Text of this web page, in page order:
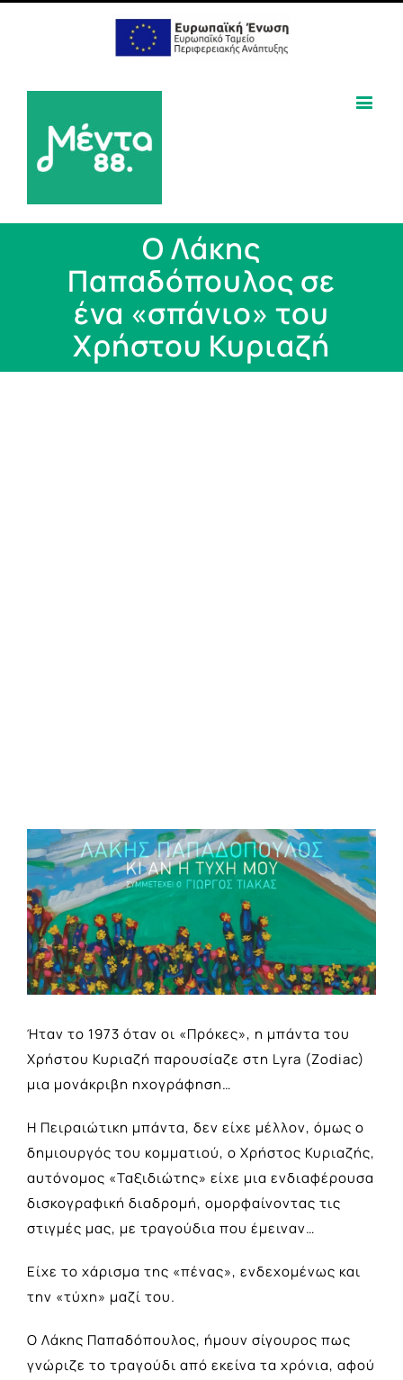
Ο Λάκης
Παπαδόπουλος σε
ένα «σπάνιο» του
Χρήστου Κυριαζή
View
Larger
Image
Ήταν το 1973 όταν οι «Πρόκες», η μπάντα του
Χρήστου Κυριαζή παρουσίαζε στη Lyra (Zodiac)
μια μονάκριβη ηχογράφηση…
Η Πειραιώτικη μπάντα, δεν είχε μέλλον, όμως ο
δημιουργός του κομματιού, ο Χρήστος Κυριαζής,
αυτόνομος «Ταξιδιώτης» είχε μια ενδιαφέρουσα
δισκογραφική διαδρομή, ομορφαίνοντας τις
στιγμές μας, με τραγούδια που έμειναν…
Είχε το χάρισμα της «πένας», ενδεχομένως και
την «τύχη» μαζί του.
Ο Λάκης Παπαδόπουλος, ήμουν σίγουρος πως
γνώριζε το τραγούδι από εκείνα τα χρόνια, αφού